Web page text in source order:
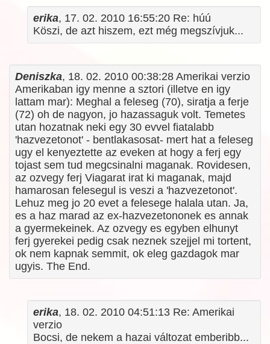
erika, 17. 02. 2010 16:55:20 Re: húú
Köszi, de azt hiszem, ezt még megszívjuk...
Deniszka, 18. 02. 2010 00:38:28 Amerikai verzio
Amerikaban igy menne a sztori (illetve en igy
lattam mar): Meghal a feleseg (70), siratja a ferje
(72) oh de nagyon, jo hazassaguk volt. Temetes
utan hozatnak neki egy 30 evvel fiatalabb
'hazvezetonot' - bentlakasosat- mert hat a feleseg
ugy el kenyeztette az eveken at hogy a ferj egy
tojast sem tud megcsinalni maganak. Rovidesen,
az ozvegy ferj Viagarat irat ki maganak, majd
hamarosan felesegul is veszi a 'hazvezetonot'.
Lehuz meg jo 20 evet a felesege halala utan. Ja,
es a haz marad az ex-hazvezetononek es annak
a gyermekeinek. Az ozvegy es egyben elhunyt
ferj gyerekei pedig csak neznek szejjel mi tortent,
ok nem kapnak semmit, ok eleg gazdagok mar
ugyis. The End.
erika, 18. 02. 2010 04:51:13 Re: Amerikai
verzio
Bocsi, de nekem a hazai változat emberibb...